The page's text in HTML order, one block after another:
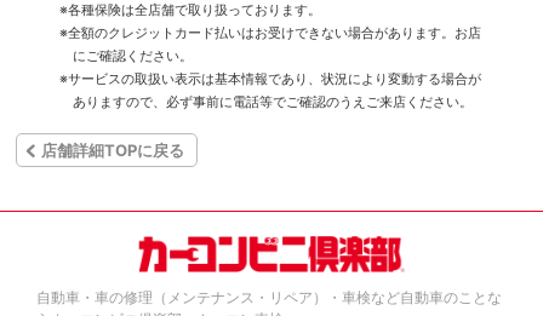
※各種保険は全店舗で取り扱っております。
※全額のクレジットカード払いはお受けできない場合があります。お店
にご確認ください。
※サービスの取扱い表示は基本情報であり、状況により変動する場合が
ありますので、必ず事前に電話等でご確認のうえご来店ください。
店舗詳細TOPに戻る
自動車・車の修理（メンテナンス・リペア）・車検など自動車のことな